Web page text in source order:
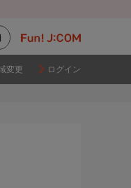
変更 ログイン